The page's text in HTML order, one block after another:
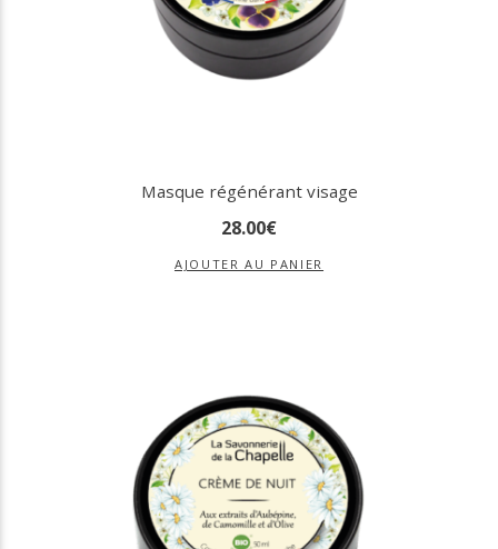
Masque régénérant visage
28.00€
AJOUTER AU PANIER